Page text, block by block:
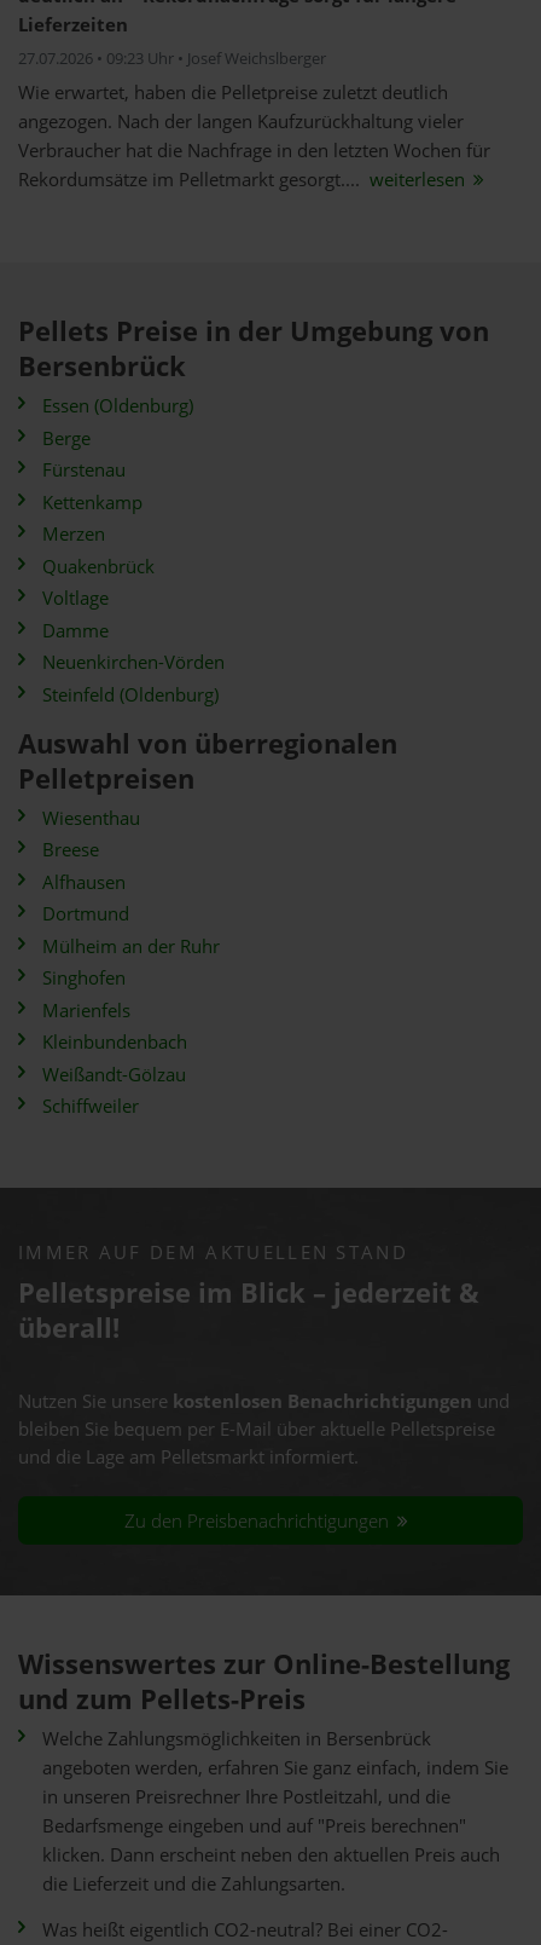
Lieferzeiten
27.07.2026 • 09:23 Uhr • Josef Weichslberger
Wie erwartet, haben die Pelletpreise zuletzt deutlich
angezogen. Nach der langen Kaufzurückhaltung vieler
Verbraucher hat die Nachfrage in den letzten Wochen für
Rekordumsätze im Pelletmarkt gesorgt.... weiterlesen
Pellets Preise in der Umgebung von
Bersenbrück
Essen (Oldenburg)
Berge
Fürstenau
Kettenkamp
Merzen
Quakenbrück
Voltlage
Damme
Neuenkirchen-Vörden
Steinfeld (Oldenburg)
Auswahl von überregionalen
Pelletpreisen
Wiesenthau
Breese
Alfhausen
Dortmund
Mülheim an der Ruhr
Singhofen
Marienfels
Kleinbundenbach
Weißandt-Gölzau
Schiffweiler
IMMER AUF DEM AKTUELLEN STAND
Pelletspreise im Blick – jederzeit &
überall!
Nutzen Sie unsere kostenlosen Benachrichtigungen und
bleiben Sie bequem per E-Mail über aktuelle Pelletspreise
und die Lage am Pelletsmarkt informiert.
Zu den Preisbenachrichtigungen
Wissenswertes zur Online-Bestellung
und zum Pellets-Preis
Welche Zahlungsmöglichkeiten in Bersenbrück
angeboten werden, erfahren Sie ganz einfach, indem Sie
in unseren Preisrechner Ihre Postleitzahl, und die
Bedarfsmenge eingeben und auf "Preis berechnen"
klicken. Dann erscheint neben den aktuellen Preis auch
die Lieferzeit und die Zahlungsarten.
Was heißt eigentlich CO2-neutral? Bei einer CO2-